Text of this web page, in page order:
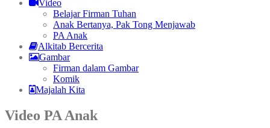
Video
Belajar Firman Tuhan
Anak Bertanya, Pak Tong Menjawab
PA Anak
Alkitab Bercerita
Gambar
Firman dalam Gambar
Komik
Majalah Kita
Video PA Anak